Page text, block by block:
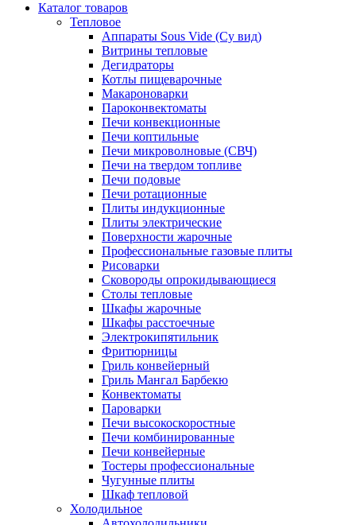
Каталог товаров
Тепловое
Аппараты Sous Vide (Су вид)
Витрины тепловые
Дегидраторы
Котлы пищеварочные
Макароноварки
Пароконвектоматы
Печи конвекционные
Печи коптильные
Печи микроволновые (СВЧ)
Печи на твердом топливе
Печи подовые
Печи ротационные
Плиты индукционные
Плиты электрические
Поверхности жарочные
Профессиональные газовые плиты
Рисоварки
Сковороды опрокидывающиеся
Столы тепловые
Шкафы жарочные
Шкафы расстоечные
Электрокипятильник
Фритюрницы
Гриль конвейерный
Гриль Мангал Барбекю
Конвектоматы
Пароварки
Печи высокоскоростные
Печи комбинированные
Печи конвейерные
Тостеры профессиональные
Чугунные плиты
Шкаф тепловой
Холодильное